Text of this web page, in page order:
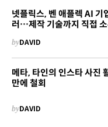
넷플릭스, 벤 애플렉 AI
러…제작 기술까지 직접
byDAVID
메타, 타인의 인스타 사진
만에 철회
byDAVID